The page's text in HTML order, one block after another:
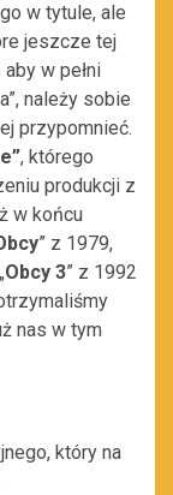
w tytule, ale
jeszcze tej
w pełni
należy sobie
przypomnieć.
, którego
produkcji z
w końcu
” z 1979,
Obcy 3” z 1992
nas w tym
który na